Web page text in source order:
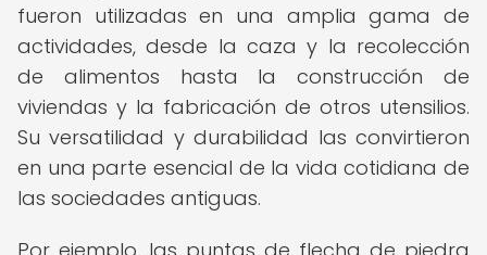
fueron utilizadas en una amplia gama de
actividades, desde la caza y la recolección
de alimentos hasta la construcción de
viviendas y la fabricación de otros utensilios.
Su versatilidad y durabilidad las convirtieron
en una parte esencial de la vida cotidiana de
las sociedades antiguas.